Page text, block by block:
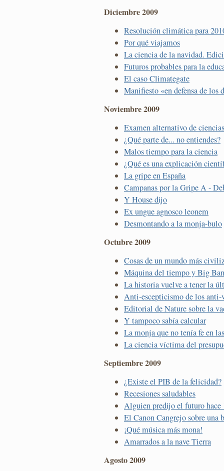
Diciembre 2009
Resolución climática para
Por qué viajamos
La ciencia de la navidad.
Futuros probables para la
El caso Climategate
Manifiesto «en defensa de los
Noviembre 2009
Examen alternativo de ciencias
¿Qué parte de... no entiendes?
Malos tiempo para la ciencia
¿Qué es una explicación
La gripe en España
Campanas por la Gripe A -
Y House dijo
Ex ungue agnosco leonem
Desmontando a la monja-bulo
Octubre 2009
Cosas de un mundo más
Máquina del tiempo y Big
La historia vuelve a tener la
Anti-escepticismo de los anti-
Editorial de Nature sobre la
Y tampoco sabía calcular
La monja que no tenía fe en
La ciencia víctima del
Septiembre 2009
¿Existe el PIB de la felicidad?
Recesiones saludables
Alguien predijo el futuro hace
El Canon Cangrejo sobre una
¡Qué música más mona!
Amarrados a la nave Tierra
Agosto 2009